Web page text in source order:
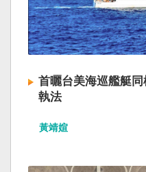
首曬台美海巡艦艇
執法
黃靖媗